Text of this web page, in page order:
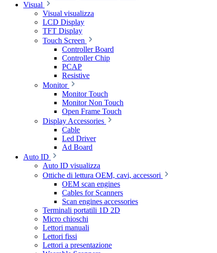
Visual
Visual visualizza
LCD Display
TFT Display
Touch Screen
Controller Board
Controller Chip
PCAP
Resistive
Monitor
Monitor Touch
Monitor Non Touch
Open Frame Touch
Display Accessories
Cable
Led Driver
Ad Board
Auto ID
Auto ID visualizza
Ottiche di lettura OEM, cavi, accessori
OEM scan engines
Cables for Scanners
Scan engines accessories
Terminali portatili 1D 2D
Micro chioschi
Lettori manuali
Lettori fissi
Lettori a presentazione